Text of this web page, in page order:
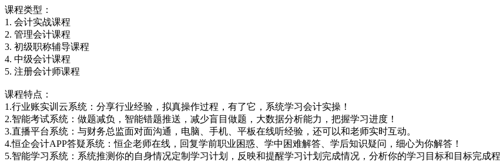
课程类型：
1. 会计实战课程
2. 管理会计课程
3. 初级职称辅导课程
4. 中级会计课程
5. 注册会计师课程
课程特点：
1.行业账实训云系统：分享行业经验，拟真操作过程，有了它，系统学习会计实操！
2.智能考试系统：做题减负，智能错题推送，减少盲目做题，大数据分析能力，把握学习进度！
3.直播平台系统：与财务总监面对面沟通，电脑、手机、平板在线听经验，还可以和老师实时互动。
4.恒企会计APP答疑系统：恒企老师在线，回复学前职业困惑、学中困难解答、学后知识疑问，细心为你解答！
5.智能学习系统：系统推测你的自身情况定制学习计划，反映和提醒学习计划完成情况，分析你的学习目标和目标完成程